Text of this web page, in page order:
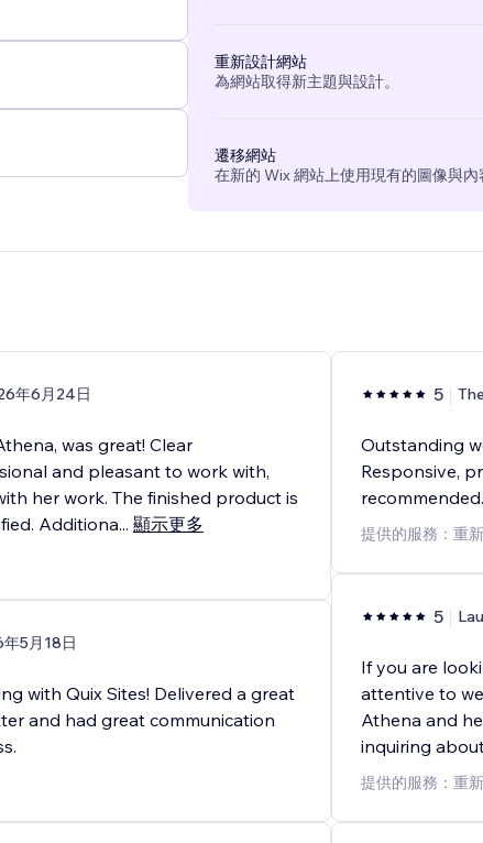
重新設計網站
為網站取得新主題與設計。
遷移網站
在新的 Wix 網站上使用現有的圖像與內
年6月24日
was great! Clear
and pleasant to work with,
her work. The finished product is
Additiona... 顯示更多
5月18日
with Quix Sites! Delivered a great
and had great communication
5
Outstanding
Responsive,
recommended.
提供的服務：重
5
If you are
attentive to
Athena and
inquiring
提供的服務：重